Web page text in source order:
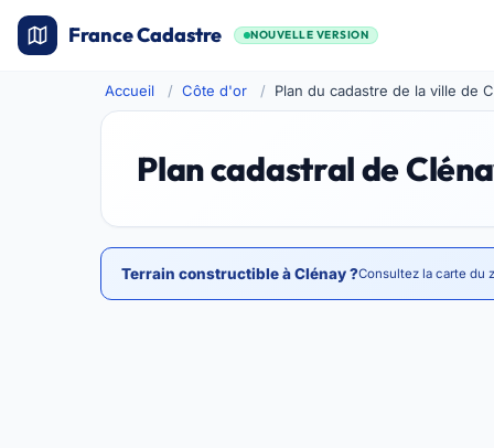
France Cadastre NOUVELLE VERSION
Accueil Côte d'or Plan du cadastre de la ville de
Plan cadastral de
Terrain constructible à Clénay ?Consultez la carte du